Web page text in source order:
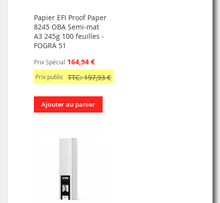
Papier EFI Proof Paper
8245 OBA Semi-mat
A3 245g 100 feuilles -
FOGRA 51
Prix Spécial 164,94 €
Prix public TTC: 197,93 €
Ajouter au panier